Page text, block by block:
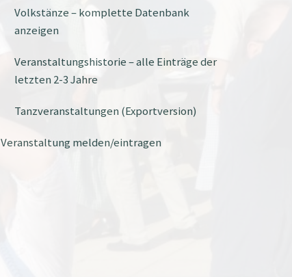
Volkstänze – komplette Datenbank
anzeigen
Veranstaltungshistorie – alle Einträge der
letzten 2-3 Jahre
Tanzveranstaltungen (Exportversion)
Veranstaltung melden/eintragen